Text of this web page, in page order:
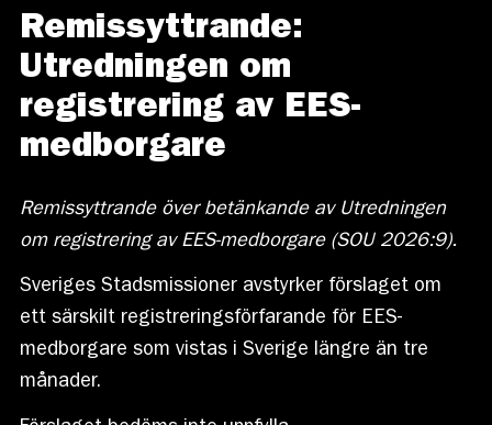
Remissyttrande:
Utredningen om
registrering av EES-
medborgare
Remissyttrande över betänkande av Utredningen
om registrering av EES-medborgare (SOU 2026:9).
Sveriges Stadsmissioner avstyrker förslaget om
ett särskilt registreringsförfarande för EES-
medborgare som vistas i Sverige längre än tre
månader.